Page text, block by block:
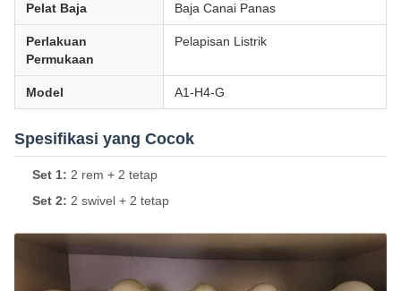
Pelat Baja Baja Canai Panas
Perlakuan
Permukaan
Pelapisan Listrik
Model A1-H4-G
Spesifikasi yang Cocok
Set 1: 2 rem + 2 tetap
Set 2: 2 swivel + 2 tetap